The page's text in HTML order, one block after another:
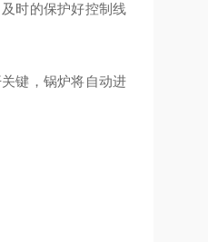
时的保护好控制线
键，锅炉将自动进